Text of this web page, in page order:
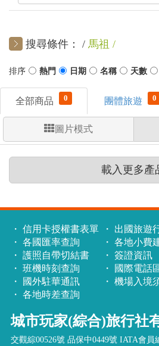
搜尋條件： 馬祖
全部商品 0 團體旅遊 0
圖片模式
載入更多產
信用卡授權書表單
出國旅遊
各國匯率查詢
各地小費
護照自帶切結書
簽證資訊
班機時刻查詢
國際電話
國外駐華通訊
機場入境
各地時差查詢
城市玩家(綜合)旅行社
交觀綜00526號 品保中0449號 IATA會員